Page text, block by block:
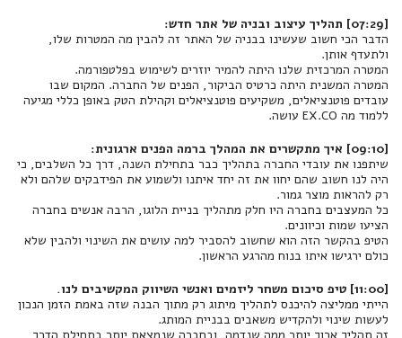
[07:29] תהליך עיצוב ובניה של אתר חדש:
הדבר הכי חשוב שעשינו בבניה של האתר זה להבין מה המטרות שלו,
ולתעדף אותן.
המטרה המרכזית שלנו היתה להמיר יוזרים לשימוש בפלטפורמה.
המטרה המשנית היתה כרטיס הביקור, הפנים של החברה. המקום שבו
עובדים פוטנציאלים, משקיעים פוטנציאלים וקהילת הטק באופן כללי מגיעה
ללמוד מה EX.CO עושה.
[09:10] איך מתקשרים את המהלך ברמה הפנים ארגונית:
שיתפנו את עובדי החברה בתהליך כבר בתחילת השנה, דרך כל השלבים, כי
היה לנו חשוב שהם יחוו את זה יחד איתנו ולשמוע את הפידבקים שלהם ולא
רק להראות מוצר גמור.
כל המעצבים בחברה היו חלק מתהליך בניית הלוגו, הרבה אנשים בחברה
הציעו שמות וכיוונים.
הטיפ בהקשר הזה הוא שחשוב להסביר למה עושים את השינוי ולהבין שלא
כולם ירגישו איתו בנוח מהרגע הראשון.
[11:00] טיפ סיכום משחר ליזמים ואנשי השיווק המקשיבים לנו.
הייתי ממליצה להיכנס לתהליך מיתוג רק מתוך הבנה שזה באמת הזמן הנכון
לעשות שינוי ולהקדיש משאבים בבניית המותג.